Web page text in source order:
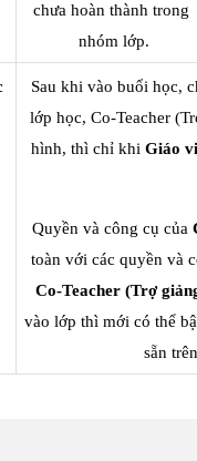
chưa hoàn thành trong
nhóm lớp.
Sau khi vào buổi học,
lớp học, Co-Teacher
hình, thì chỉ khi Giáo
Quyền và công cụ của
Co-Teacher (Trợ
vào lớp thì mới có thể
sẵn